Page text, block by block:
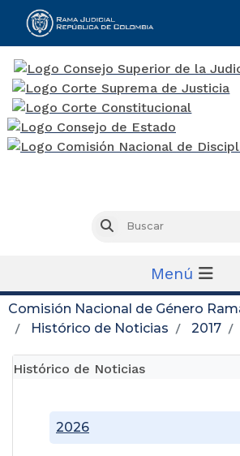
Buscar
Menú
Comisión Nacional de Género
Histórico de Noticias
2017
Histórico de Noticias
2026